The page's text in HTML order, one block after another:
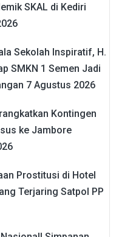
SKAL di Kediri
Sekolah Inspiratif, H.
SMKN 1 Semen Jadi
7 Agustus 2026
Kontingen
ke Jambore
Prostitusi di Hotel
Terjaring Satpol PP